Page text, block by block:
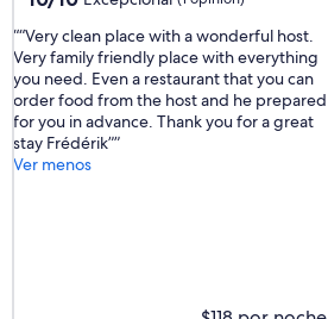
estrellas
10,
Excepcional,
(1
opinión)
“Very clean place with a wonderful host.
Very family friendly place with everything
you need. Even a restaurant that you can
order food from the host and he prepared
for you in advance. Thank you for a great
stay Frédérik”
Ver menos